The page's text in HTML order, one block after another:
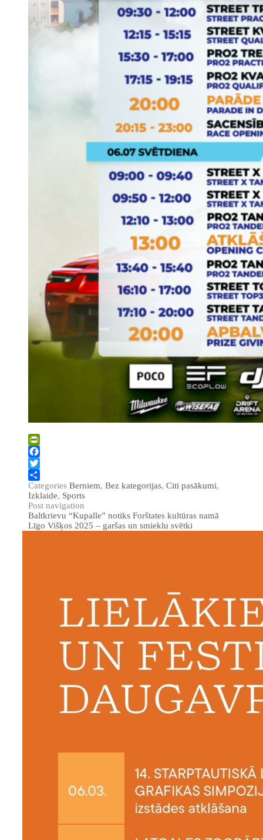
PrintFriendly
Facebook
Twitter
Share
Categories Berniem, Bez kategorijas, Citi pasākumi,
Izklaide, Sports
Post navigation
Baltkrievu “Kupalle” notiks Forštates kultūras namā
Līgo Višķos 2025 – garšas un smieklu svētki